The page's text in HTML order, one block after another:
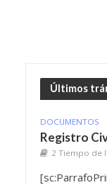
Últimos
DOCUMENTOS
Registro
2 Tiempo de